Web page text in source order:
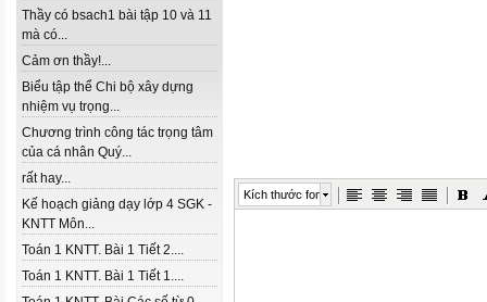
Thầy có bsach1 bài tập 10 và 11
mà có...
Cảm ơn thầy!...
Biểu tập thể Chi bộ xây dựng
nhiệm vụ trọng...
Chương trình công tác trọng tâm
của cá nhân Quý...
rất hay...
Kế hoạch giảng dạy lớp 4 SGK -
KNTT Môn...
Toán 1 KNTT. Bài 1 Tiết 2....
Toán 1 KNTT. Bài 1 Tiết 1....
Kích thước font